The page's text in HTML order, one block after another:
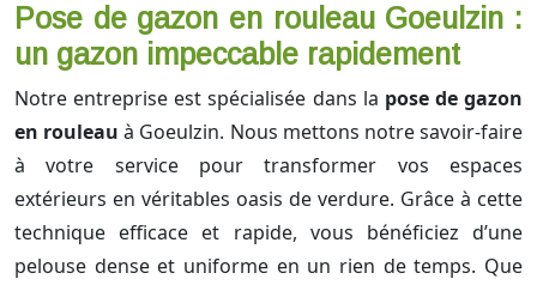
Pose de gazon en rouleau Goeulzin :
un gazon impeccable rapidement
Notre entreprise est spécialisée dans la pose de gazon
en rouleau à Goeulzin. Nous mettons notre savoir-faire
à votre service pour transformer vos espaces
extérieurs en véritables oasis de verdure. Grâce à cette
technique efficace et rapide, vous bénéficiez d’une
pelouse dense et uniforme en un rien de temps. Que